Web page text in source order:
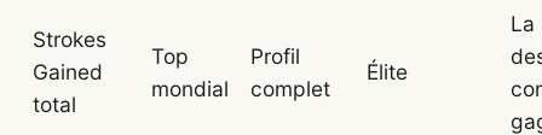
Strokes
Gained
total
Top
mondial
Profil
complet
Élite
La